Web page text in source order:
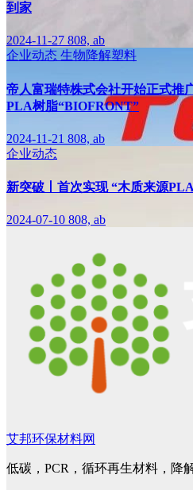
到家
2024-11-27 808, ab
企业动态 生物降解塑料
帝人富瑞特株式会社开始正式推
PLA树脂“BIOFRONT”
2024-11-21 808, ab
企业动态
新突破丨首次实现 “木质来源
2024-07-10 808, ab
艾邦环保材料网
低碳，PCR，循环再生材料，降